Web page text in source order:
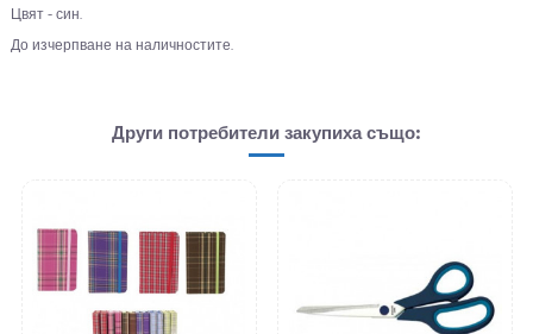
Цвят - син.
До изчерпване на наличностите.
Други потребители закупиха също: